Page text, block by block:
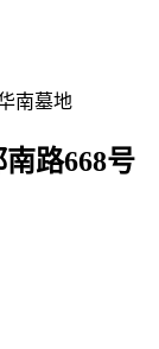
南墓地
路668号